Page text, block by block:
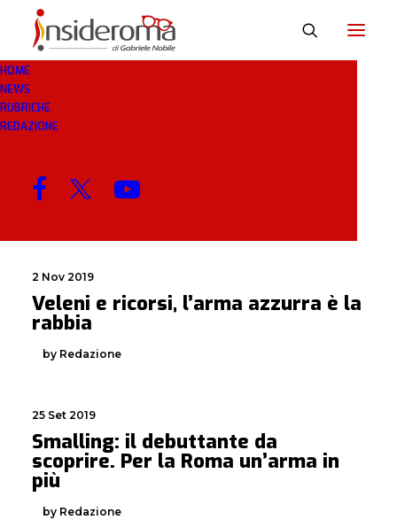
HOME
NEWS
RUBRICHE
REDAZIONE
ARMA
MENU
2 Nov 2019
Veleni e ricorsi, l’arma azzurra è la
rabbia
by Redazione
25 Set 2019
Smalling: il debuttante da
scoprire. Per la Roma un’arma in
più
by Redazione